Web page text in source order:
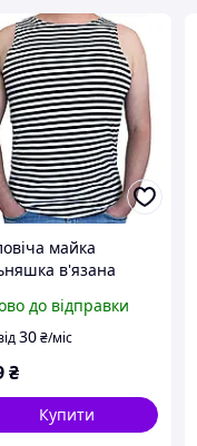
майка
в'язана
полоса Бавовна
(ГОСТ 25904-83)
до відправки
30₴/міс
₴
Купити